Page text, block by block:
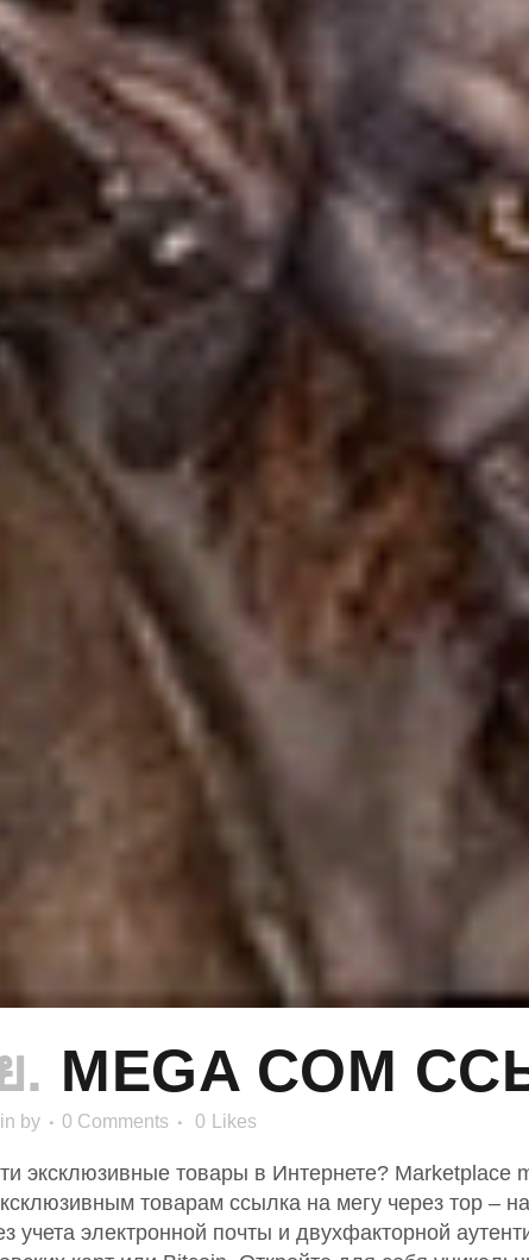
. MEGA COM
in by 0 Comments 0 Likes
эксклюзивные товары в Интернете?
товарам ссылка на мегу через тор –
учета электронной почты и двухфакторной